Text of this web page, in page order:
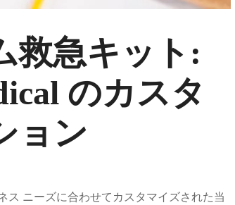
救急キット:
のカスタ
ョン
ニーズに合わせてカスタマイズされた当